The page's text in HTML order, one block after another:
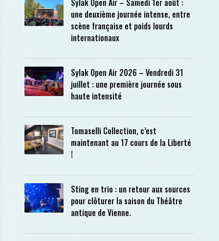
Sylak Open Air – Samedi 1er août :
une deuxième journée intense, entre
scène française et poids lourds
internationaux
Sylak Open Air 2026 – Vendredi 31
juillet : une première journée sous
haute intensité
Tomaselli Collection, c’est
maintenant au 17 cours de la Liberté
!
Sting en trio : un retour aux sources
pour clôturer la saison du Théâtre
antique de Vienne.